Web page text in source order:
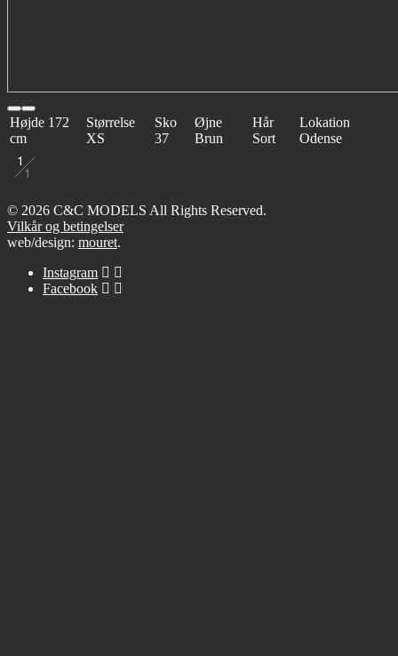
Højde 172
cm
Størrelse
XS
Sko
37
Øjne
Brun
Hår
Sort
Lokation
Odense
1
1
© 2026 C&C MODELS All Rights Reserved.
Vilkår og betingelser
web/design: mouret.
Instagram
Facebook